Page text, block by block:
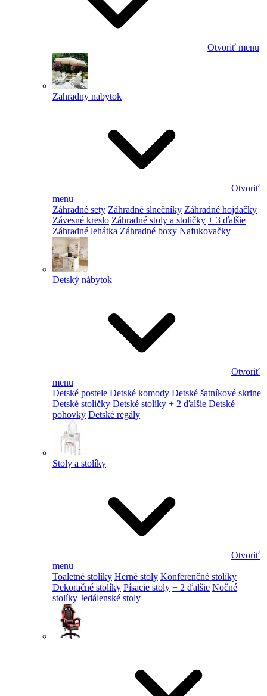
Otvoriť menu
Zahradny nabytok
Otvoriť
menu
Záhradné sety Záhradné slnečníky Záhradné hojdačky
Závesné kreslo Záhradné stoly a stoličky + 3 ďalšie
Záhradné lehátka Záhradné boxy Nafukovačky
Detský nábytok
Otvoriť
menu
Detské postele Detské komody Detské šatníkové skrine
Detské stoličky Detské stolíky + 2 ďalšie Detské
pohovky Detské regály
Stoly a stolíky
Otvoriť
menu
Toaletné stolíky Herné stoly Konferenčné stolíky
Dekoračné stolíky Písacie stoly + 2 ďalšie Nočné
stolíky Jedálenské stoly